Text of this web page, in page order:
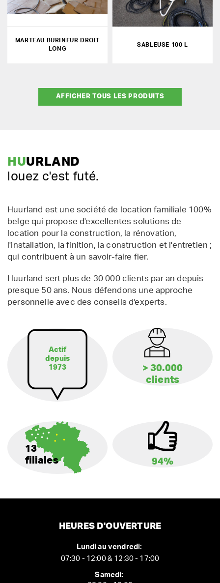
MARTEAU BURINEUR DROIT
LONG
SABLEUSE 100 L
AFFICHER TOUS LES PRODUITS
HUURLAND
louez c'est futé.
Huurland est une société de location familiale 100%
belge qui propose d'excellentes solutions de
location pour la construction, la rénovation,
l'installation, la finition, la construction et l'entretien ;
qui contribuent à un savoir-faire fier.
Huurland sert plus de 30 000 clients par an depuis
presque 50 ans. Nous défendons une approche
personnelle avec des conseils d'experts.
Actif
depuis
1973
> 30.000
clients
13
filiales
94%
HEURES D'OUVERTURE
Lundi au vendredi:
07:30 - 12:00 & 12:30 - 17:00
Samedi: